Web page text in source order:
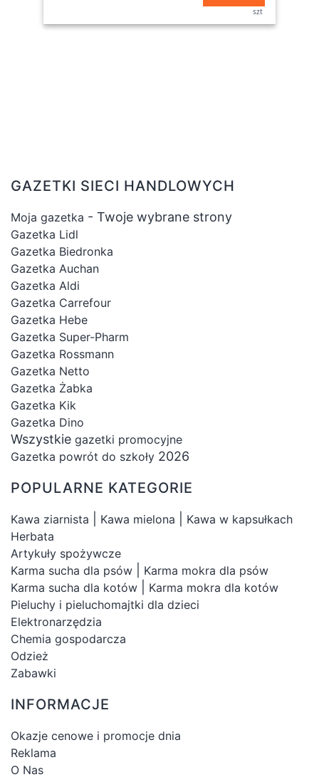
szt
GAZETKI SIECI HANDLOWYCH
Moja gazetka - Twoje wybrane strony
Gazetka Lidl
Gazetka Biedronka
Gazetka Auchan
Gazetka Aldi
Gazetka Carrefour
Gazetka Hebe
Gazetka Super-Pharm
Gazetka Rossmann
Gazetka Netto
Gazetka Żabka
Gazetka Kik
Gazetka Dino
Wszystkie gazetki promocyjne
Gazetka powrót do szkoły 2026
POPULARNE KATEGORIE
Kawa ziarnista Kawa mielona
Kawa w kapsułkach
Herbata
Artykuły spożywcze
Karma sucha dla psów
Karma mokra dla psów
Karma sucha dla kotów
Karma mokra dla kotów
Pieluchy i pieluchomajtki dla dzieci
Elektronarzędzia
Chemia gospodarcza
Odzież
Zabawki
INFORMACJE
Okazje cenowe i promocje dnia
Reklama
O Nas